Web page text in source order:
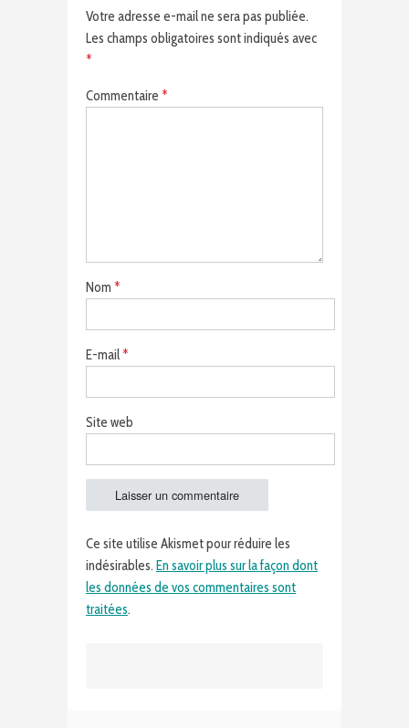
Votre adresse e-mail ne sera pas publiée.
Les champs obligatoires sont indiqués avec
*
Commentaire *
Nom *
E-mail*
Site web
Ce site utilise Akismet pour réduire les
indésirables. En savoir plus sur la façon dont
les données de vos commentaires sont
traitées.